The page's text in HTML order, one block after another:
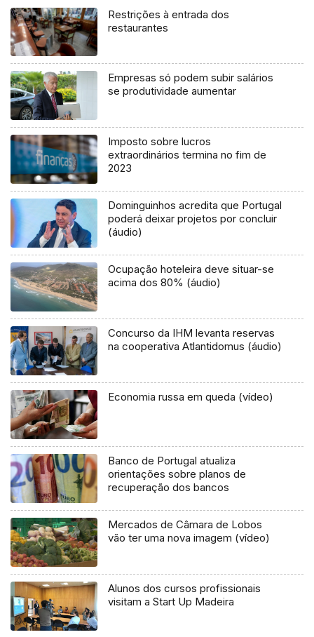
Restrições à entrada dos
restaurantes
Empresas só podem subir salários
se produtividade aumentar
Imposto sobre lucros
extraordinários termina no fim de
2023
Dominguinhos acredita que Portugal
poderá deixar projetos por concluir
(áudio)
Ocupação hoteleira deve situar-se
acima dos 80% (áudio)
Concurso da IHM levanta reservas
na cooperativa Atlantidomus (áudio)
Economia russa em queda (vídeo)
Banco de Portugal atualiza
orientações sobre planos de
recuperação dos bancos
Mercados de Câmara de Lobos
vão ter uma nova imagem (vídeo)
Alunos dos cursos profissionais
visitam a Start Up Madeira